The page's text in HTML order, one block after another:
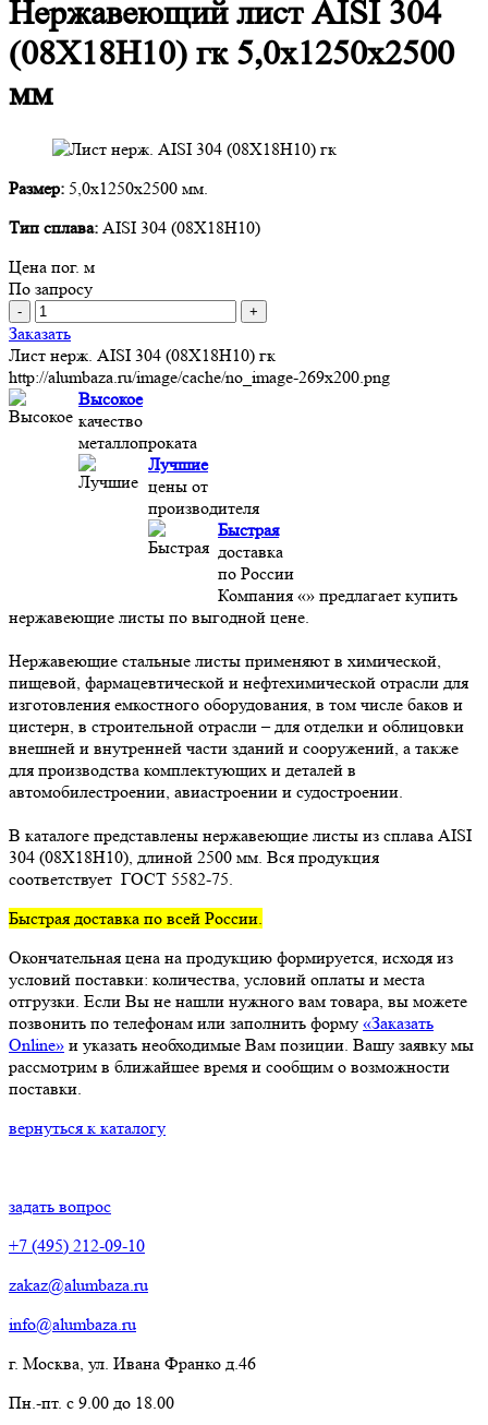
Нержавеющий лист AISI 304
(08Х18Н10) гк 5,0х1250х2500
мм
Размер: 5,0х1250х2500 мм.
Тип сплава: AISI 304 (08Х18Н10)
Цена пог. м
По запросу
- +
Заказать
Лист нерж. AISI 304 (08Х18Н10) гк
http://alumbaza.ru/image/cache/no_image-269x200.png
Высокое
качество
металлопроката
Лучшие
цены от
производителя
Быстрая
доставка
по России
Компания «» предлагает купить
нержавеющие листы по выгодной цене.
Нержавеющие стальные листы применяют в химической,
пищевой, фармацевтической и нефтехимической отрасли для
изготовления емкостного оборудования, в том числе баков и
цистерн, в строительной отрасли – для отделки и облицовки
внешней и внутренней части зданий и сооружений, а также
для производства комплектующих и деталей в
автомобилестроении, авиастроении и судостроении.
В каталоге представлены нержавеющие листы из сплава AISI
304 (08Х18Н10), длиной 2500 мм. Вся продукция
соответствует ГОСТ 5582-75.
Быстрая доставка по всей России.
Окончательная цена на продукцию формируется, исходя из
условий поставки: количества, условий оплаты и места
отгрузки. Если Вы не нашли нужного вам товара, вы можете
позвонить по телефонам или заполнить форму «Заказать
Online» и указать необходимые Вам позиции. Вашу заявку мы
рассмотрим в ближайшее время и сообщим о возможности
поставки.
вернуться к каталогу
задать вопрос
+7 (495) 212-09-10
zakaz@alumbaza.ru
info@alumbaza.ru
г. Москва, ул. Ивана Франко д.46
Пн.-пт. с 9.00 до 18.00